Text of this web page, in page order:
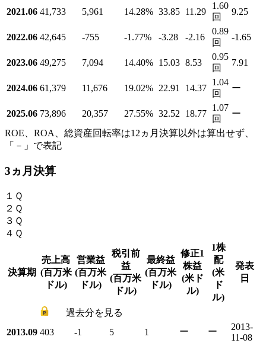
2021.06 41,733 5,961 14.28% 33.85 11.29
1.60
回
9.25
2022.06 42,645 -755 -1.77% -3.28 -2.16
0.89
回
-1.65
2023.06 49,275 7,094 14.40% 15.03 8.53
0.95
回
7.91
2024.06 61,379 11,676 19.02% 22.91 14.37
1.04
回
ー
2025.06 73,896 20,357 27.55% 32.52 18.77
1.07
回
ー
ROE、ROA、総資産回転率は12ヵ月決算以外は算出せず、
「－」で表記
3ヵ月決算
１Ｑ
２Ｑ
３Ｑ
４Ｑ
決算期
売上高
(百万米
ドル)
営業益
(百万米
ドル)
税引前
益
(百万米
ドル)
最終益
(百万米
ドル)
修正1
株益
(米ド
ル)
1株
配
(米
ド
ル)
発表
日
過去分を見る
2013.09 403 -1 5 1 ー ー
2013-
11-08